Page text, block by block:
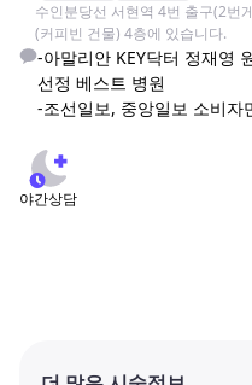
수인분당선 서현역 4번 출구(2번
(커피빈 건물) 4층에 있습니다.
-아말리안 KEY닥터 정재영
선정 베스트 병원
-조선일보, 중앙일보 소비자
야간상담